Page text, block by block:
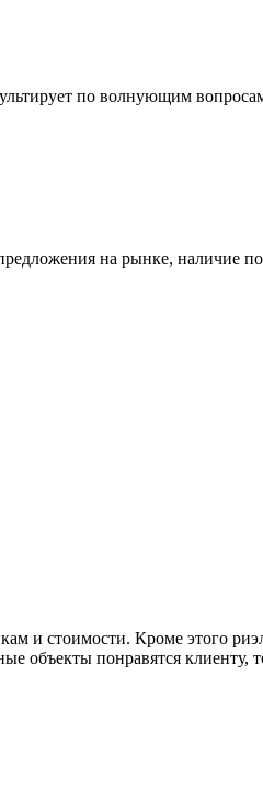
по волнующим
на рынке, наличие
и стоимости. Кроме этого
объекты понравятся клиенту,